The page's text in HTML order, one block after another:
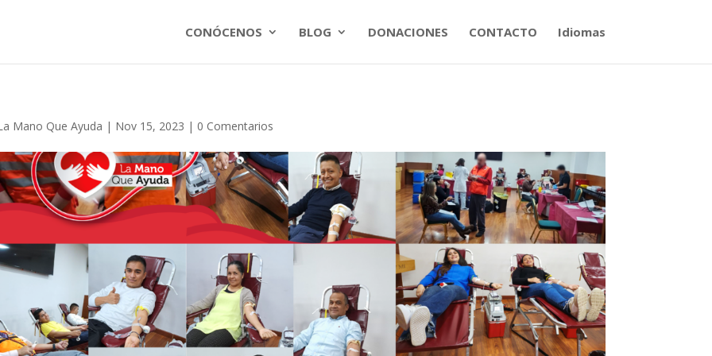
CONÓCENOS BLOG DONACIONES CONTACTO Idiomas
Mano Que Ayuda | Nov 15, 2023 | 0 Comentarios